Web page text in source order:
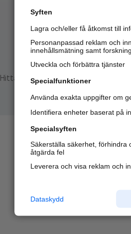
Hitta.se
Syften
Lagra och/eller få åtkomst till
Personanpassad reklam och
innehållsmätning samt
Utveckla och förbättra tjänster
Specialfunktioner
Använda exakta uppgifter om
Identifiera enheter baserat på
Specialsyften
Säkerställa säkerhet, förhindra
åtgärda fel
Leverera och visa reklam och
Dataskydd